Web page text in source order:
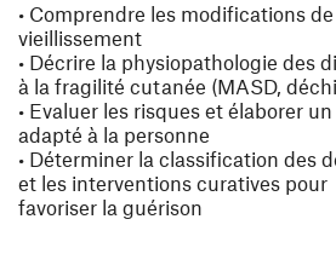
• Comprendre les modifications
vieillissement
• Décrire la physiopathologie des
à la fragilité cutanée (MASD,
• Evaluer les risques et élaborer
adapté à la personne
• Déterminer la classification des
et les interventions curatives pour
favoriser la guérison